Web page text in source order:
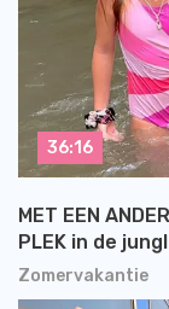
Zomervakantie
MET EEN
PLEK in de
36:16